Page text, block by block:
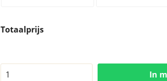
Totaalprijs
In